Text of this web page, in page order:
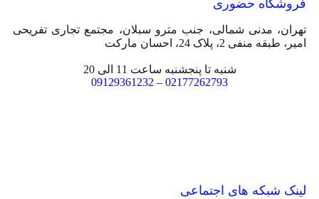
فروشگاه حضوری
تهران، مدنی شمالی، جنب مترو سبلان، مجتمع تجاری تفریحی
امیر، طبقه منفی 2، پلاک 24، احسان مارکت
شنبه تا پنجشنبه ساعت 11 الی 20
02177262793
–
09129361232
لینک شبکه های اجتماعی